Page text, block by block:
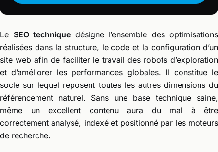
Le SEO technique désigne l’ensemble des optimisations
réalisées dans la structure, le code et la configuration d’un
site web afin de faciliter le travail des robots d’exploration
et d’améliorer les performances globales. Il constitue le
socle sur lequel reposent toutes les autres dimensions du
référencement naturel. Sans une base technique saine,
même un excellent contenu aura du mal à être
correctement analysé, indexé et positionné par les moteurs
de recherche.